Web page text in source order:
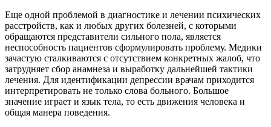
Еще одной проблемой в диагностике и лечении психических
расстройств, как и любых других болезней, с которыми
обращаются представители сильного пола, является
неспособность пациентов сформулировать проблему. Медики
зачастую сталкиваются с отсутствием конкретных жалоб, что
затрудняет сбор анамнеза и выработку дальнейшей тактики
лечения. Для идентификации депрессии врачам приходится
интерпретировать не только слова больного. Большое
значение играет и язык тела, то есть движения человека и
общая манера поведения.